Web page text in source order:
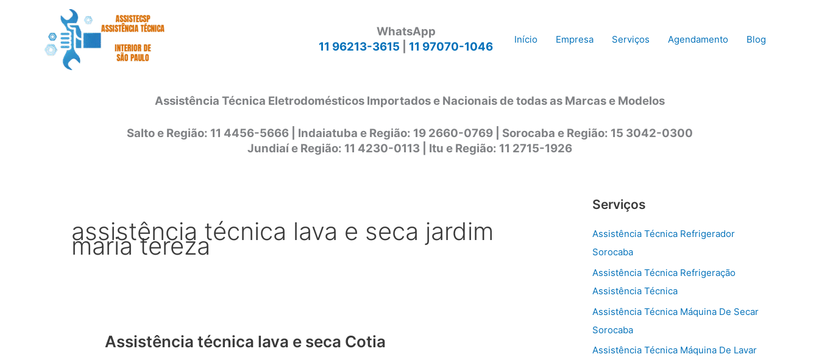
WhatsApp
11 96213-3615
11 97070-1046
Início Empresa Serviços Agendamento Blog
Assistência Técnica Eletrodomésticos Importados e Nacionais de todas as Marcas e Modelos
Salto e Região: 11 4456-5666 | Indaiatuba e Região: 19 2660-0769 | Sorocaba e Região: 15 3042-0300
Jundiaí e Região: 11 4230-0113 | Itu e Região: 11 2715-1926
assistência técnica lava e seca jardim
maria tereza
Assistência técnica lava e seca Cotia
Serviços
Assistência Técnica Refrigerador
Sorocaba
Assistência Técnica Refrigeração
Assistência Técnica
Assistência Técnica Máquina De Secar
Sorocaba
Assistência Técnica Máquina De Lavar